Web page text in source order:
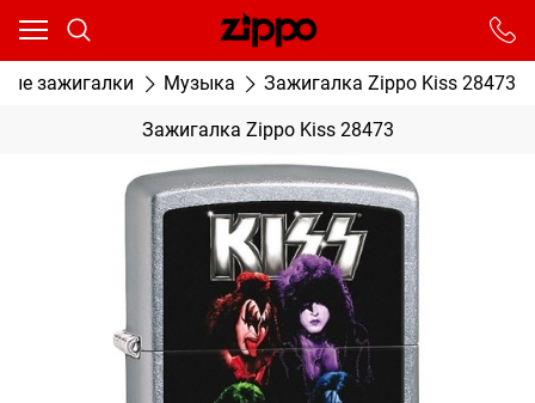
зажигалки Музыка Зажигалка Zippo Kiss 28473
Зажигалка Zippo Kiss 28473
Ваш город - Москва,
От выбранного города зависят сроки доставки